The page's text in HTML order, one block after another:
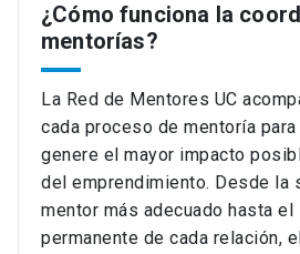
¿Cómo funciona la
mentorías?
La Red de Mentores UC
cada proceso de mentoría
genere el mayor impacto
del emprendimiento. Desde la
mentor más adecuado hasta
permanente de cada relación,